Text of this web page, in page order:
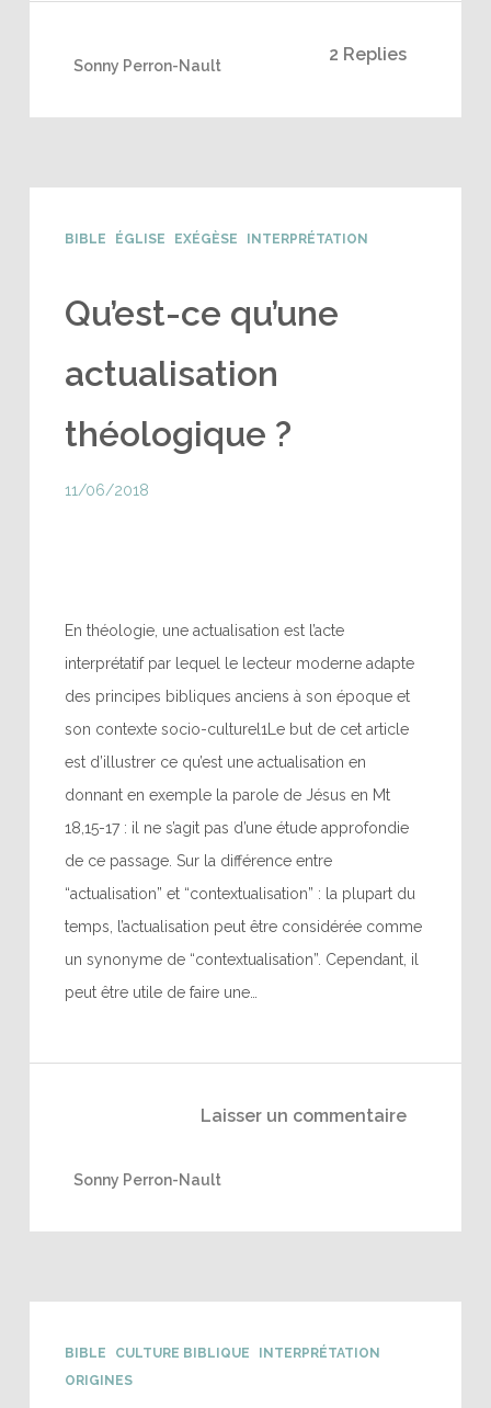
2 Replies
Sonny Perron-Nault
BIBLE ÉGLISE EXÉGÈSE INTERPRÉTATION
Qu’est-ce qu’une
actualisation
théologique ?
11/06/2018
En théologie, une actualisation est l’acte
interprétatif par lequel le lecteur moderne adapte
des principes bibliques anciens à son époque et
son contexte socio-culturel1Le but de cet article
est d’illustrer ce qu’est une actualisation en
donnant en exemple la parole de Jésus en Mt
18,15-17 : il ne s’agit pas d’une étude approfondie
de ce passage. Sur la différence entre
“actualisation” et “contextualisation” : la plupart du
temps, l’actualisation peut être considérée comme
un synonyme de “contextualisation”. Cependant, il
peut être utile de faire une…
Laisser un commentaire
Sonny Perron-Nault
BIBLE CULTURE BIBLIQUE
INTERPRÉTATION
ORIGINES